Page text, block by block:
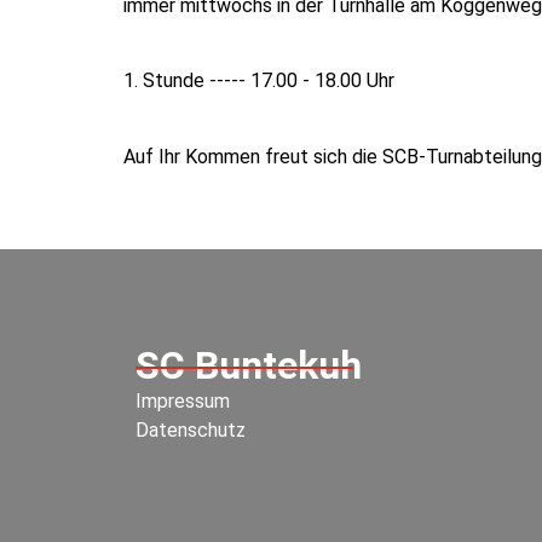
immer mittwochs in der Turnhalle am Koggenweg
1. Stunde ‐‐‐‐‐ 17.00 ‐ 18.00 Uhr
Auf Ihr Kommen freut sich die SCB‐Turnabteilung
SC Buntekuh
Impressum
Datenschutz